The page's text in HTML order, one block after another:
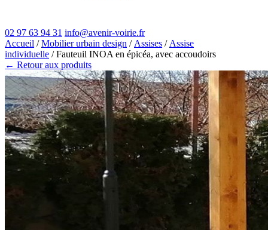
02 97 63 94 31 info@avenir-voirie.fr
Accueil /Mobilier urbain design / Assises / Assise
individuelle / Fauteuil INOA en épicéa, avec accoudoirs
← Retour aux produits